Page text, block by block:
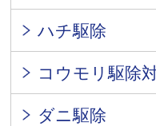
ハチ駆除
コウモリ駆除
ダニ駆除